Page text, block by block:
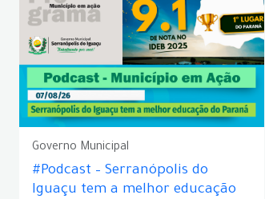
Governo Municipal
#Podcast – Serranópolis do
Iguaçu tem a melhor educação